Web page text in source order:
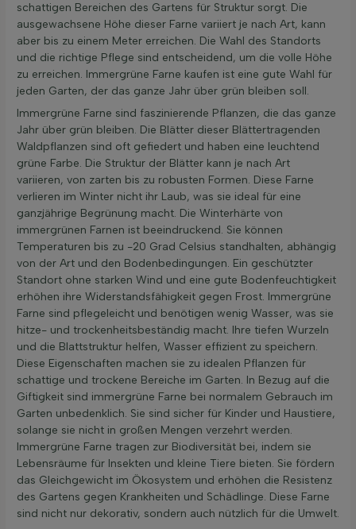
schattigen Bereichen des Gartens für Struktur sorgt. Die
ausgewachsene Höhe dieser Farne variiert je nach Art, kann
aber bis zu einem Meter erreichen. Die Wahl des Standorts
und die richtige Pflege sind entscheidend, um die volle Höhe
zu erreichen. Immergrüne Farne kaufen ist eine gute Wahl für
jeden Garten, der das ganze Jahr über grün bleiben soll.
Immergrüne Farne sind faszinierende Pflanzen, die das ganze
Jahr über grün bleiben. Die Blätter dieser Blättertragenden
Waldpflanzen sind oft gefiedert und haben eine leuchtend
grüne Farbe. Die Struktur der Blätter kann je nach Art
variieren, von zarten bis zu robusten Formen. Diese Farne
verlieren im Winter nicht ihr Laub, was sie ideal für eine
ganzjährige Begrünung macht. Die Winterhärte von
immergrünen Farnen ist beeindruckend. Sie können
Temperaturen bis zu -20 Grad Celsius standhalten, abhängig
von der Art und den Bodenbedingungen. Ein geschützter
Standort ohne starken Wind und eine gute Bodenfeuchtigkeit
erhöhen ihre Widerstandsfähigkeit gegen Frost. Immergrüne
Farne sind pflegeleicht und benötigen wenig Wasser, was sie
hitze- und trockenheitsbeständig macht. Ihre tiefen Wurzeln
und die Blattstruktur helfen, Wasser effizient zu speichern.
Diese Eigenschaften machen sie zu idealen Pflanzen für
schattige und trockene Bereiche im Garten. In Bezug auf die
Giftigkeit sind immergrüne Farne bei normalem Gebrauch im
Garten unbedenklich. Sie sind sicher für Kinder und Haustiere,
solange sie nicht in großen Mengen verzehrt werden.
Immergrüne Farne tragen zur Biodiversität bei, indem sie
Lebensräume für Insekten und kleine Tiere bieten. Sie fördern
das Gleichgewicht im Ökosystem und erhöhen die Resistenz
des Gartens gegen Krankheiten und Schädlinge. Diese Farne
sind nicht nur dekorativ, sondern auch nützlich für die Umwelt.